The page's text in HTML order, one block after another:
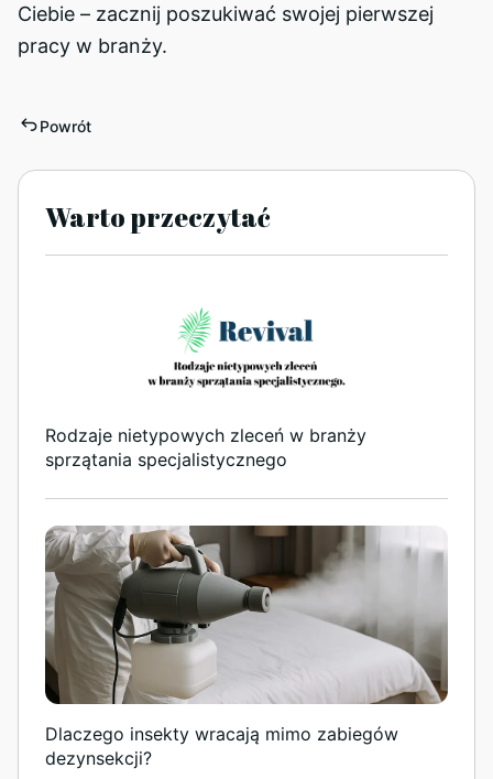
Powrót
Ciebie – zacznij poszukiwać swojej pierwszej
pracy w branży.
Warto przeczytać
Rodzaje nietypowych zleceń w branży
sprzątania specjalistycznego
Dlaczego insekty wracają mimo zabiegów
dezynsekcji?